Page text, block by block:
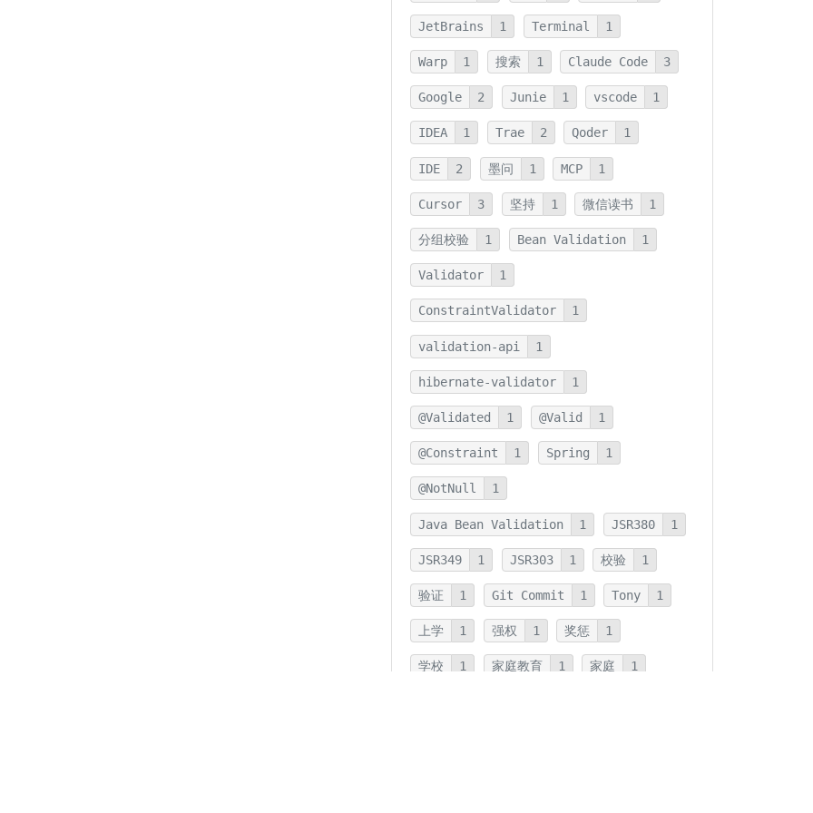
JetBrains 1 Terminal 1
Warp 1 搜索 1 Claude Code 3
Google 2 Junie 1 vscode 1
IDEA 1 Trae 2 Qoder 1
IDE 2 墨问 1 MCP 1
Cursor 3 坚持 1 微信读书 1
分组校验 1 Bean Validation 1
Validator 1
ConstraintValidator 1
validation-api 1
hibernate-validator 1
@Validated 1 @Valid 1
@Constraint 1 Spring 1
@NotNull 1
Java Bean Validation 1 JSR380 1
JSR349 1 JSR303 1 校验 1
验证 1 Git Commit 1 Tony 1
上学 1 强权 1 奖惩 1
学校 1 家庭教育 1 家庭 1